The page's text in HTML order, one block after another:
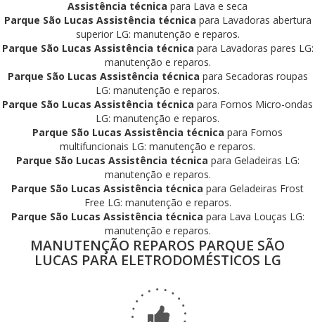
Assistência técnica para Lava e seca
Parque São Lucas Assistência técnica para Lavadoras abertura
superior LG: manutenção e reparos.
Parque São Lucas Assistência técnica para Lavadoras pares LG:
manutenção e reparos.
Parque São Lucas Assistência técnica para Secadoras roupas
LG: manutenção e reparos.
Parque São Lucas Assistência técnica para Fornos Micro-ondas
LG: manutenção e reparos.
Parque São Lucas Assistência técnica para Fornos
multifuncionais LG: manutenção e reparos.
Parque São Lucas Assistência técnica para Geladeiras LG:
manutenção e reparos.
Parque São Lucas Assistência técnica para Geladeiras Frost
Free LG: manutenção e reparos.
Parque São Lucas Assistência técnica para Lava Louças LG:
manutenção e reparos.
MANUTENÇÃO REPAROS PARQUE SÃO
LUCAS PARA ELETRODOMÉSTICOS LG